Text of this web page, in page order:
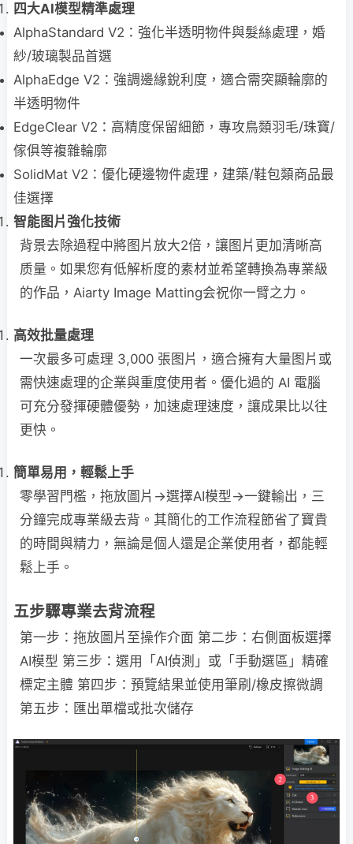
四大AI模型精準處理
AlphaStandard V2：強化半透明物件與髮絲處理，婚
紗/玻璃製品首選
AlphaEdge V2：強調邊緣銳利度，適合需突顯輪廓的
半透明物件
EdgeClear V2：高精度保留細節，專攻鳥類羽毛/珠寶/
傢俱等複雜輪廓
SolidMat V2：優化硬邊物件處理，建築/鞋包類商品最
佳選擇
智能图片強化技術
背景去除過程中將图片放大2倍，讓图片更加清晰高
质量。如果您有低解析度的素材並希望轉換為專業級
的作品，Aiarty Image Matting会祝你一臂之力。
高效批量處理
一次最多可處理 3,000 張图片，適合擁有大量图片或
需快速處理的企業與重度使用者。優化過的 AI 電腦
可充分發揮硬體優勢，加速處理速度，讓成果比以往
更快。
簡單易用，輕鬆上手
零學習門檻，拖放圖片→選擇AI模型→一鍵輸出，三
分鐘完成專業級去背。其簡化的工作流程節省了寶貴
的時間與精力，無論是個人還是企業使用者，都能輕
鬆上手。
五步驟專業去背流程
第一步：拖放圖片至操作介面 第二步：右側面板選擇
AI模型 第三步：選用「AI偵測」或「手動選區」精確
標定主體 第四步：預覽結果並使用筆刷/橡皮擦微調
第五步：匯出單檔或批次儲存